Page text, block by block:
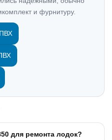
и фурнитуру.
для ремонта лодок?